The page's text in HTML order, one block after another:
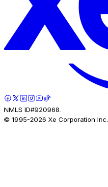
NMLS ID#920968.
© 1995-2026 Xe Corporation Inc.